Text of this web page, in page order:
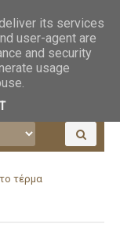
τέρμα
its services
user-agent are
and security
usage